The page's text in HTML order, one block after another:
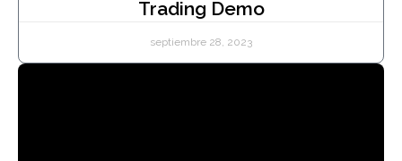
Trading Demo
septiembre 28, 2023